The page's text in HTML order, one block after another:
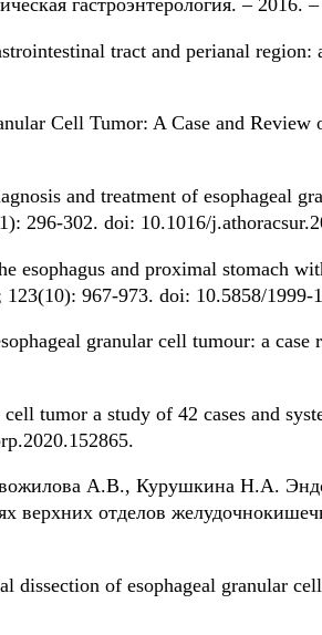
гастроэнтерология. –
tract and perianal
Cell Tumor: A Case and Review
and treatment of esophageal
296-302. doi: 10.1016/
esophagus and proximal stomach
967-973. doi: 10.5858/
granular cell tumour: a case
tumor a study of 42 cases and
А.В., Курушкина Н.А.
верхних отделов
dissection of esophageal granular